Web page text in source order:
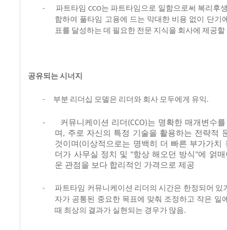
- 파트타임 CCO는 파트타임으로 일함으로써 복리후
함하여 풀타임 고용에 드는 막대한 비용 없이
단기
표를 달성하는 데 필요한 전문 지식을 회사에 제공할
공유되는시너지
- 부분 리더십 모델은 리더와 회사 모두에게 유익 .
- 커뮤니케이션 리더(CCO)는 명확한 매개변수를
며, 주로 자신의 특정 기술을 활용하는 전략적
것이며(이상적으로는 명백히 더 빠른 부가가치
더가 사무실 정치 및 "항상 해오던 방식"에 얽
운 관점을 보다 합리적인 가격으로 제공
- 파트타임 커뮤니케이션 리더의 시간은 한정되어 있
자가 공통된 중요한 목표에 맞춰 조정하고 작은 일
때 최상의 결과가 실현되는 경우가 많음.